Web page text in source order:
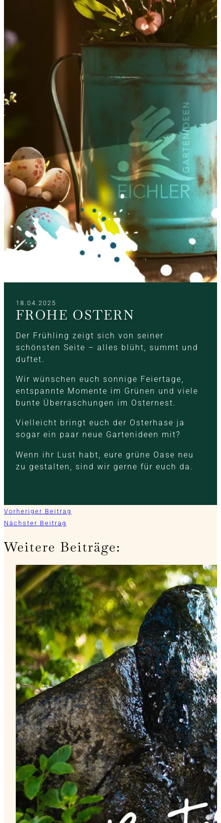
18.04.2025
FROHE OSTERN
Der Frühling zeigt sich von seiner
schönsten Seite – alles blüht, summt und
duftet.
Wir wünschen euch sonnige Feiertage,
entspannte Momente im Grünen und viele
bunte Überraschungen im Osternest.
Vielleicht bringt euch der Osterhase ja
sogar ein paar neue Gartenideen mit?
Wenn ihr Lust habt, eure grüne Oase neu
zu gestalten, sind wir gerne für euch da.
Vorheriger Beitrag
Nächster Beitrag
Weitere Beiträge: